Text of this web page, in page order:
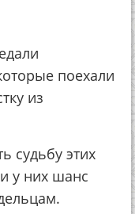
поехали
из
судьбу этих
у них шанс